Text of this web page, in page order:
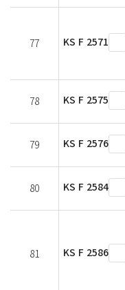
77 KS F 2571
78 KS F 2575
79 KS F 2576
80 KS F 2584
81 KS F 2586